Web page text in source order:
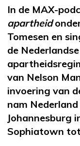
In de MAX-
apartheid
Tomesen en
de
van Nelson
invoering van
nam
Johannesburg
Sophiatown